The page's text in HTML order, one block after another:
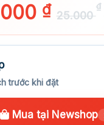
₫ 25.000
₫
trước khi đặt
Mua tại Newshop